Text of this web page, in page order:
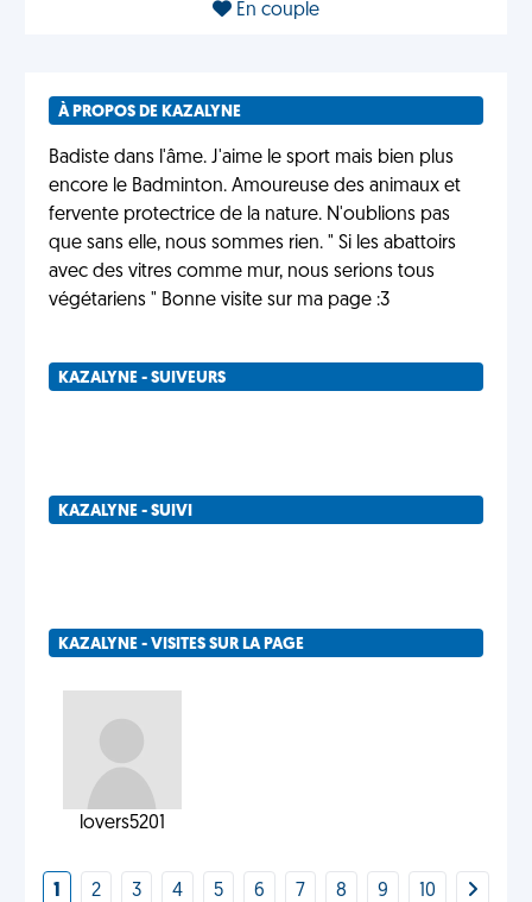
En couple
À PROPOS DE KAZALYNE
Badiste dans l'âme. J'aime le sport mais bien plus
encore le Badminton. Amoureuse des animaux et
fervente protectrice de la nature. N'oublions pas
que sans elle, nous sommes rien. " Si les abattoirs
avec des vitres comme mur, nous serions tous
végétariens " Bonne visite sur ma page :3
KAZALYNE - SUIVEURS
KAZALYNE - SUIVI
KAZALYNE - VISITES SUR LA PAGE
lovers5201
1 2 3 4 5 6 7 8 9 10